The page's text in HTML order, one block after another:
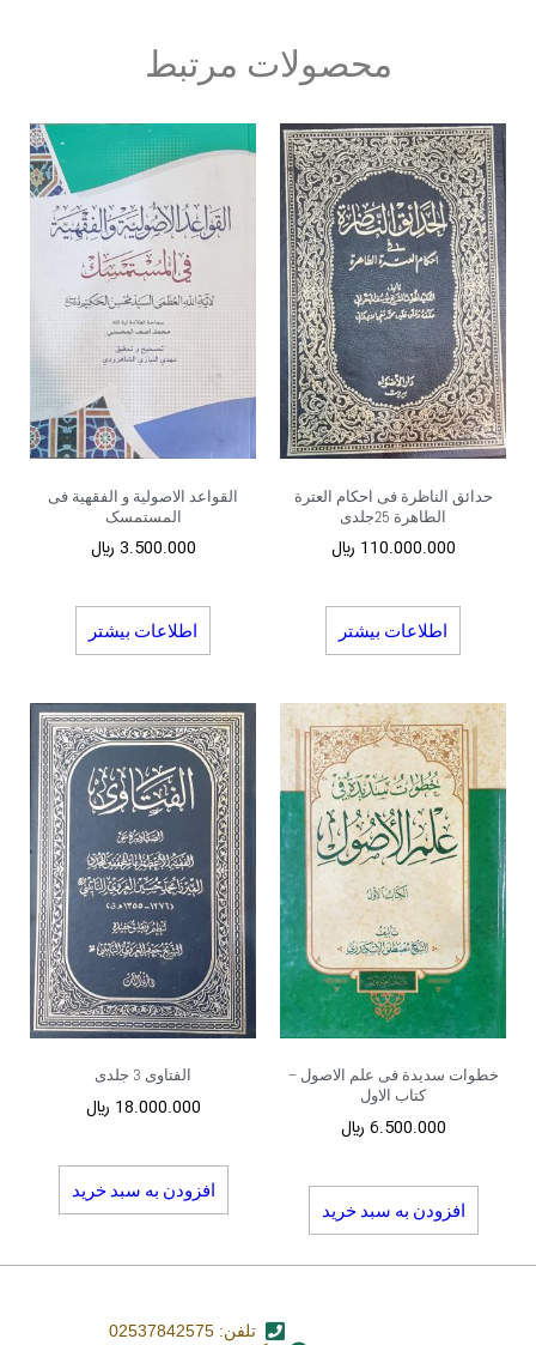
محصولات مرتبط
حدائق الناظرة فی احکام العترة
الطاهرة 25جلدی
110.000.000 ﷼
اطلاعات بیشتر
القواعد الاصولیة و الفقهیة فی
المستمسک
3.500.000 ﷼
اطلاعات بیشتر
خطوات سدیدة فی علم الاصول –
کتاب الاول
6.500.000 ﷼
افزودن به سبد خرید
الفتاوی 3 جلدی
18.000.000 ﷼
افزودن به سبد خرید
تلفن: 02537842575